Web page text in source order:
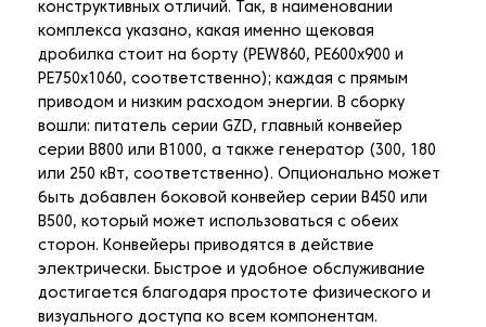
конструктивных отличий. Так, в наименовании
комплекса указано, какая именно щековая
дробилка стоит на борту (PEW860, PE600x900 и
PE750x1060, соответственно); каждая с прямым
приводом и низким расходом энергии. В сборку
вошли: питатель серии GZD, главный конвейер
серии В800 или В1000, а также генератор (300, 180
или 250 кВт, соответственно). Опционально может
быть добавлен боковой конвейер серии В450 или
В500, который может использоваться с обеих
сторон. Конвейеры приводятся в действие
электрически. Быстрое и удобное обслуживание
достигается благодаря простоте физического и
визуального доступа ко всем компонентам.